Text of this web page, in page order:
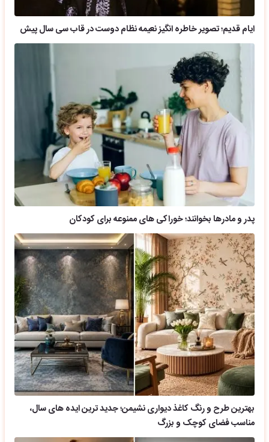
ایام قدیم؛ تصویر خاطره انگیز نعیمه نظام دوست در قاب سی سال پیش
پدر و مادرها بخوانند؛ خوراکی های ممنوعه برای کودکان
بهترین طرح و رنگ کاغذ دیواری نشیمن؛ جدید ترین ایده های سال،
مناسب فضای کوچک و بزرگ